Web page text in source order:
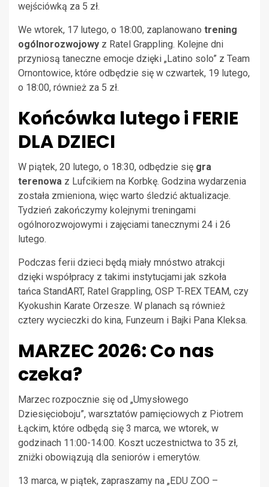
wejściówką za 5 zł.
We wtorek, 17 lutego, o 18:00, zaplanowano trening
ogólnorozwojowy z Ratel Grappling. Kolejne dni
przyniosą taneczne emocje dzięki „Latino solo” z Team
Ornontowice, które odbędzie się w czwartek, 19 lutego,
o 18:00, również za 5 zł.
Końcówka lutego i FERIE
DLA DZIECI
W piątek, 20 lutego, o 18:30, odbędzie się gra
terenowa z Lufcikiem na Korbkę. Godzina wydarzenia
została zmieniona, więc warto śledzić aktualizacje.
Tydzień zakończymy kolejnymi treningami
ogólnorozwojowymi i zajęciami tanecznymi 24 i 26
lutego.
Podczas ferii dzieci będą miały mnóstwo atrakcji
dzięki współpracy z takimi instytucjami jak szkoła
tańca StandART, Ratel Grappling, OSP T-REX TEAM, czy
Kyokushin Karate Orzesze. W planach są również
cztery wycieczki do kina, Funzeum i Bajki Pana Kleksa.
MARZEC 2026: Co nas
czeka?
Marzec rozpocznie się od „Umysłowego
Dziesięcioboju”, warsztatów pamięciowych z Piotrem
Łąckim, które odbędą się 3 marca, we wtorek, w
godzinach 11:00-14:00. Koszt uczestnictwa to 35 zł,
zniżki obowiązują dla seniorów i emerytów.
13 marca, w piątek, zapraszamy na „EDU ZOO –